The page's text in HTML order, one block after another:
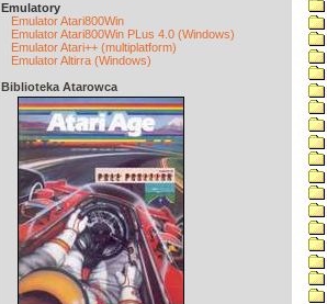
Emulatory
Emulator Atari800Win
Emulator Atari800Win PLus 4.0 (Windows)
Emulator Atari++ (multiplatform)
Emulator Altirra (Windows)
Biblioteka Atarowca